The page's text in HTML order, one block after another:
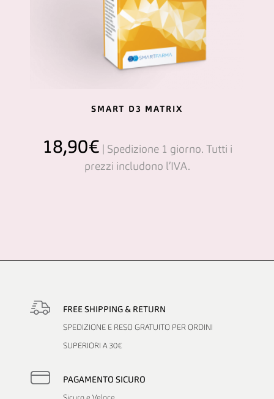
SMART D3 MATRIX
18,90€
FREE SHIPPING & RETURN
SPEDIZIONE E RESO GRATUITO PER ORDINI
SUPERIORI A 30€
PAGAMENTO SICURO